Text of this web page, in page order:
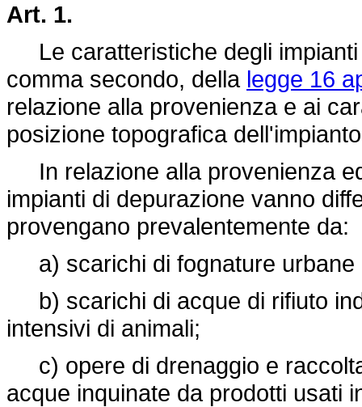
Art. 1.
Le caratteristiche degli impianti
comma secondo, della legge 16
relazione alla provenienza e ai
posizione topografica
In relazione alla provenienza
impianti di depurazione vanno
provengano prevalentemente da:
a) scarichi di fognature urbane
b) scarichi di acque di rifiuto
intensivi di animali;
c) opere di drenaggio e
acque inquinate da prodotti usati